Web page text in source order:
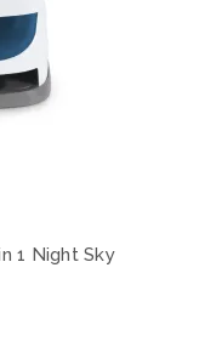
1 Night Sky